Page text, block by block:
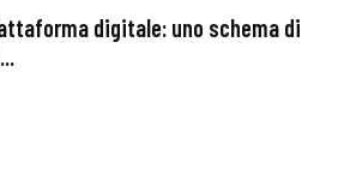
digitale: uno schema di